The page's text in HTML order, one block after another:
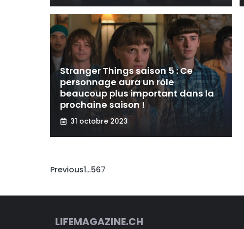
Stranger Things saison 5 : Ce
personnage aura un rôle
beaucoup plus important dans la
prochaine saison !
31 octobre 2023
Previous1…567
LIFEMAGAZINE.CH